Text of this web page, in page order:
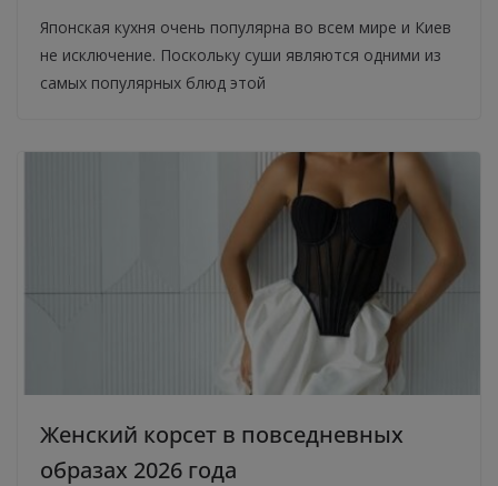
Японская кухня очень популярна во всем мире и Киев
не исключение. Поскольку суши являются одними из
самых популярных блюд этой
Женский корсет в повседневных
образах 2026 года